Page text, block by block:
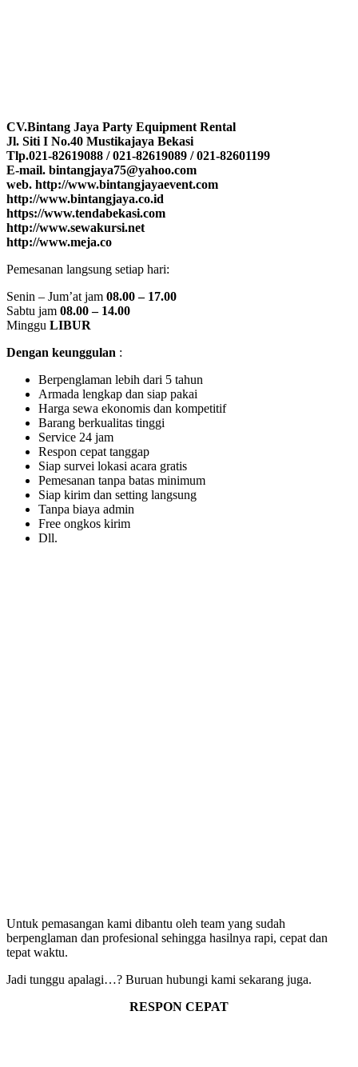
CV.Bintang Jaya Party Equipment Rental
Jl. Siti I No.40 Mustikajaya Bekasi
Tlp.021-82619088 / 021-82619089 / 021-82601199
E-mail. bintangjaya75@yahoo.com
web. http://www.bintangjayaevent.com
http://www.bintangjaya.co.id
https://www.tendabekasi.com
http://www.sewakursi.net
http://www.meja.co
Pemesanan langsung setiap hari:
Senin – Jum’at jam 08.00 – 17.00
Sabtu jam 08.00 – 14.00
Minggu LIBUR
Dengan keunggulan :
Berpenglaman lebih dari 5 tahun
Armada lengkap dan siap pakai
Harga sewa ekonomis dan kompetitif
Barang berkualitas tinggi
Service 24 jam
Respon cepat tanggap
Siap survei lokasi acara gratis
Pemesanan tanpa batas minimum
Siap kirim dan setting langsung
Tanpa biaya admin
Free ongkos kirim
Dll.
Untuk pemasangan kami dibantu oleh team yang sudah
berpenglaman dan profesional sehingga hasilnya rapi, cepat dan
tepat waktu.
Jadi tunggu apalagi…? Buruan hubungi kami sekarang juga.
RESPON CEPAT